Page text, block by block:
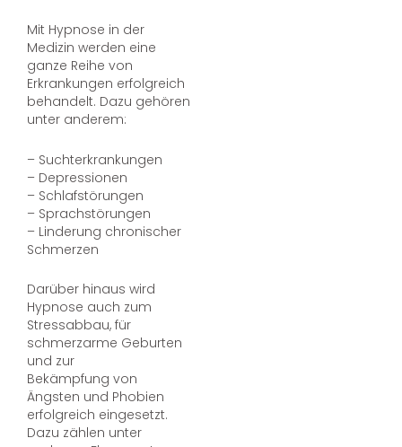
Mit Hypnose in der
Medizin werden eine
ganze Reihe von
Erkrankungen erfolgreich
behandelt. Dazu gehören
unter anderem:
– Suchterkrankungen
– Depressionen
– Schlafstörungen
– Sprachstörungen
– Linderung chronischer
Schmerzen
Darüber hinaus wird
Hypnose auch zum
Stressabbau, für
schmerzarme Geburten
und zur
Bekämpfung von
Ängsten und Phobien
erfolgreich eingesetzt.
Dazu zählen unter